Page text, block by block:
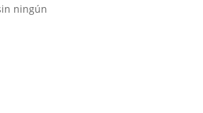
ningún